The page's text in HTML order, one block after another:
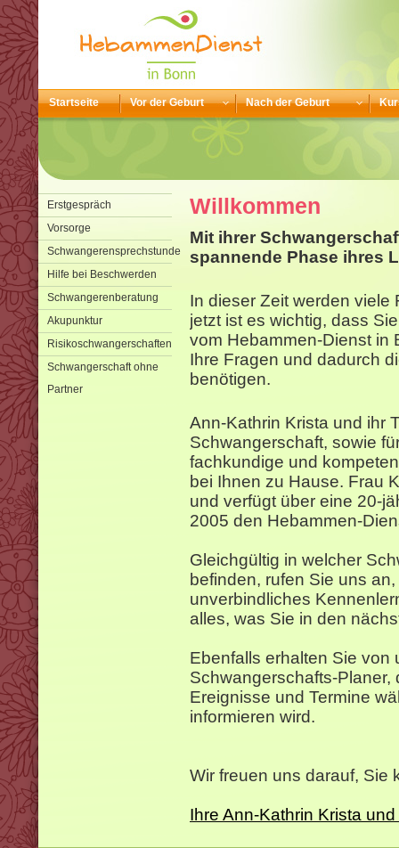
Startseite Vor der Geburt Nach der Geburt
Erstgespräch
Vorsorge
Schwangerensprechstunde
Hilfe bei Beschwerden
Schwangerenberatung
Akupunktur
Risikoschwangerschaften
Schwangerschaft ohne
Partner
Willkommen
Mit ihrer
spannende Phase ihres
In dieser Zeit werden
jetzt ist es wichtig, dass
vom Hebammen-Dienst in
Ihre Fragen und dadurch
benötigen.
Ann-Kathrin Krista und ihr
Schwangerschaft, sowie
fachkundige und
bei Ihnen zu Hause. Frau
und verfügt über eine 20-
2005 den Hebammen-
Gleichgültig in welcher
befinden, rufen Sie uns
unverbindliches
alles, was Sie in den
Ebenfalls erhalten Sie von
Schwangerschafts-Planer,
Ereignisse und Termine
informieren wird.
Wir freuen uns darauf, Sie
Ihre Ann-Kathrin Krista